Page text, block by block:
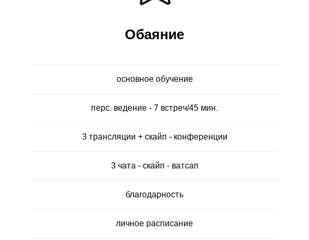
Обаяние
основное обучение
перс. ведение - 7 встреч/45 мин.
3 трансляции + скайп - конференции
3 чата - скайп - ватсап
благодарность
личное расписание